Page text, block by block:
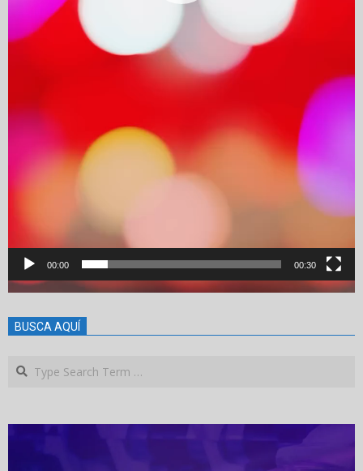
00:00 00:30
BUSCA AQUÍ
Search